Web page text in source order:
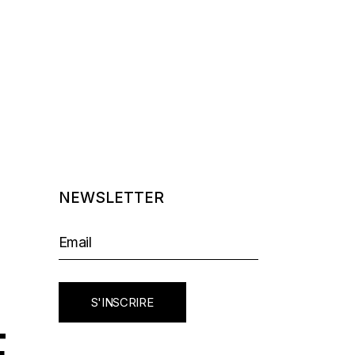
NEWSLETTER
S'INSCRIRE